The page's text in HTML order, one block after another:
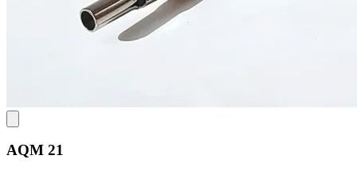
AQM 21